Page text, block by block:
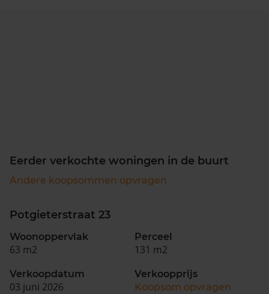
Eerder verkochte woningen in de buurt
Andere koopsommen opvragen
Potgieterstraat 23
Woonoppervlak
63 m2
Perceel
131 m2
Verkoopdatum
03 juni 2026
Verkoopprijs
Koopsom opvragen